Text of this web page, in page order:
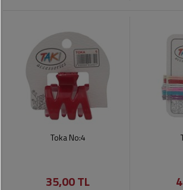
Toka No:4
35,00 TL